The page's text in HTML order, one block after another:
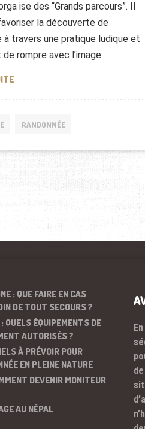
ise des “Grands parcours”. Il
la découverte de
à travers une pratique ludique et
rompre avec l’image
GRAND PARCOURS ÉCRINS 2012
RANDONNÉE
: QUE FAIRE EN CAS
DE TOUT SECOURS ?
QUELS ÉQUIPEMENTS DE
AUTORISÉS ?
À PRÉVOIR POUR
EN PLEINE NATURE
DEVENIR MONITEUR
AU NÉPAL